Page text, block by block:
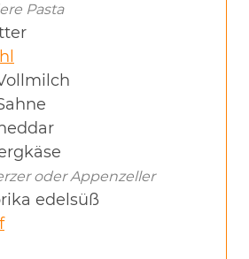
Pasta
oder Appenzeller
edelsüß